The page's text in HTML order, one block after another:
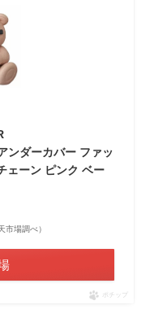
ンダーカバー ファッ
ェーン ピンク ベー
市場調べ）
ポチップ